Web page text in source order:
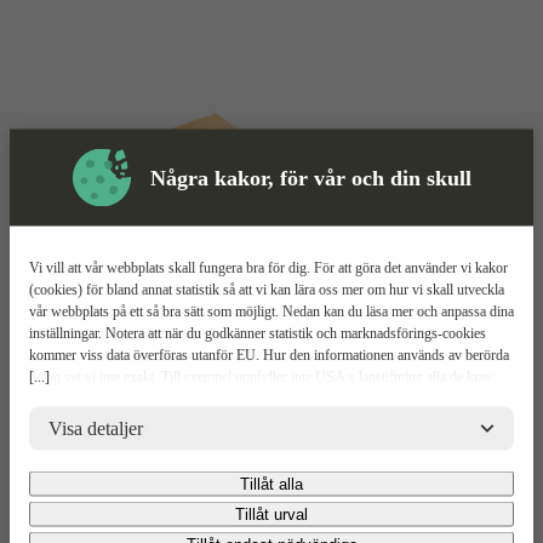
Några kakor, för vår och din skull
[...]
Vi vill att vår webbplats skall fungera bra för dig. För att göra det använder vi kakor
(cookies) för bland annat statistik så att vi kan lära oss mer om hur vi skall utveckla
vår webbplats på ett så bra sätt som möjligt. Nedan kan du läsa mer och anpassa dina
inställningar. Notera att när du godkänner statistik och marknadsförings-cookies
kommer viss data överföras utanför EU. Hur den informationen används av berörda
bolag vet vi inte exakt. Till exempel uppfyller inte USA:s lagstiftning alla de krav
risker för dina personuppgifter. De berörda bolagen måste lämna över uppgifter till
brottsbekämpande myndigheter i USA om de får en sådan begäran. Det kan dock
gällande eventuella personuppgifter som de brottsbekämpande myndigheterna har
fått tillgång till. Genom att godkänna statistik och marknadsförings-cookies nedan
bekräftar du att du samtycker till att data överförs till tredje land.
Visa detaljer
Tillåt alla
Tillåt urval
Sopborste Mer information
Bjärnums Plastkvast
Produkter
Mer Information